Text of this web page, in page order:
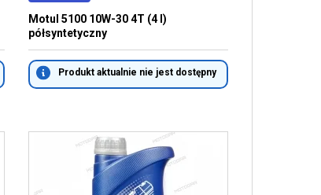
Motul 5100 10W-30 4T (4 l)
półsyntetyczny
Produkt aktualnie nie jest dostępny